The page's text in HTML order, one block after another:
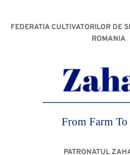
FEDERATIA CULTIVATORILOR DE
ROMANIA
From Farm
PATRONATUL